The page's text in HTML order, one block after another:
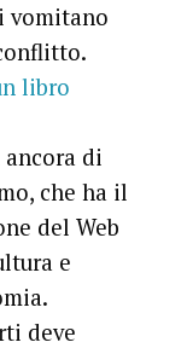
vomitano
libro
ancora di
che ha il
del Web
e
.
deve